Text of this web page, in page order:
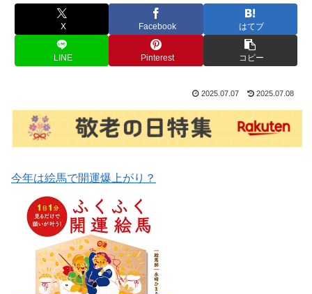
X Facebook はてブ
LINE Pinterest コピー
2025.07.07 2025.07.08
今年は絵馬で開運爆上がり？